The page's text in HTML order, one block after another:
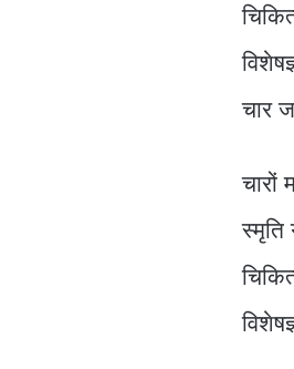
चार
चारों
स्मृति